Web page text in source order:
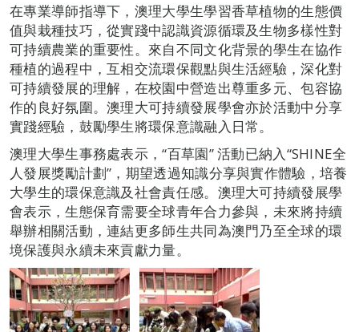
在專業導師指導下，澳理大學生學習香草植物的生態價
值與栽種技巧，從實踐中認識資源循環及生物多樣性對
可持續農業的重要性。來自不同文化背景的學生在協作
種植的過程中，互相交流環保觀點與生活經驗，深化對
可持續發展的理解，在校園中營造出尊重多元、包容協
作的良好氛圍。澳理大可持續發展學會亦於活動中分享
實踐經驗，鼓勵學生將環保意識融入日常。
澳理大學生事務處表示，“百草園” 活動已納入“SHINE全
人發展獎勵計劃”，期望透過知識分享與實作體驗，培養
大學生的環保意識及社會責任感。澳理大可持續發展學
會表示，生態保育需要全球青年合力參與，未來將持續
舉辦相關活動，連結更多師生共同為澳門乃至全球的環
境保護與永續未來貢獻力量。